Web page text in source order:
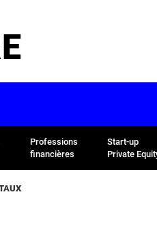
Professions
financières
Start-up
Private